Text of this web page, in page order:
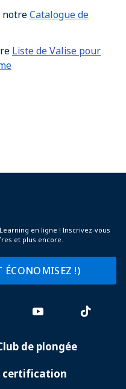
notreCatalogue de
Liste de Valise pour
en ligne ! Inscrivez-vous
et plus encore.
ÉCONOMISEZ !)
de plongée
certification